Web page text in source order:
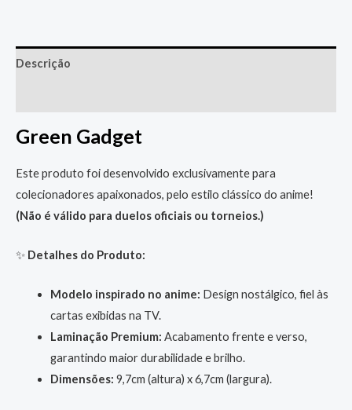
Descrição
Green Gadget
Este produto foi desenvolvido exclusivamente para
colecionadores apaixonados, pelo estilo clássico do anime!
(Não é válido para duelos oficiais ou torneios.)
✨ Detalhes do Produto:
Modelo inspirado no anime: Design nostálgico, fiel às
cartas exibidas na TV.
Laminação Premium: Acabamento frente e verso,
garantindo maior durabilidade e brilho.
Dimensões: 9,7cm (altura) x 6,7cm (largura).